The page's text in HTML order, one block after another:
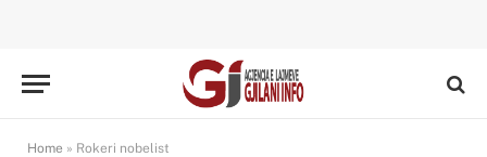
Home » Rokeri nobelist